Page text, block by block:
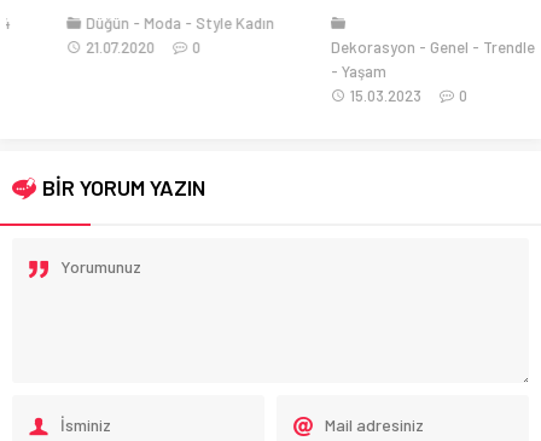
Düğün Moda
Style Kadın
21.07.2020
Dekorasyon Genel
Trendler
Yaşam
15.03.2023
BİR YORUM YAZIN